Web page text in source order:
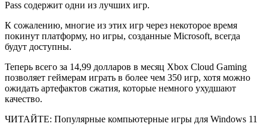
Pass содержит одни из лучших игр.
К сожалению, многие из этих игр через некоторое время
покинут платформу, но игры, созданные Microsoft, всегда
будут доступны.
Теперь всего за 14,99 долларов в месяц Xbox Cloud Gaming
позволяет геймерам играть в более чем 350 игр, хотя можно
ожидать артефактов сжатия, которые немного ухудшают
качество.
ЧИТАЙТЕ: Популярные компьютерные игры для Windows 11